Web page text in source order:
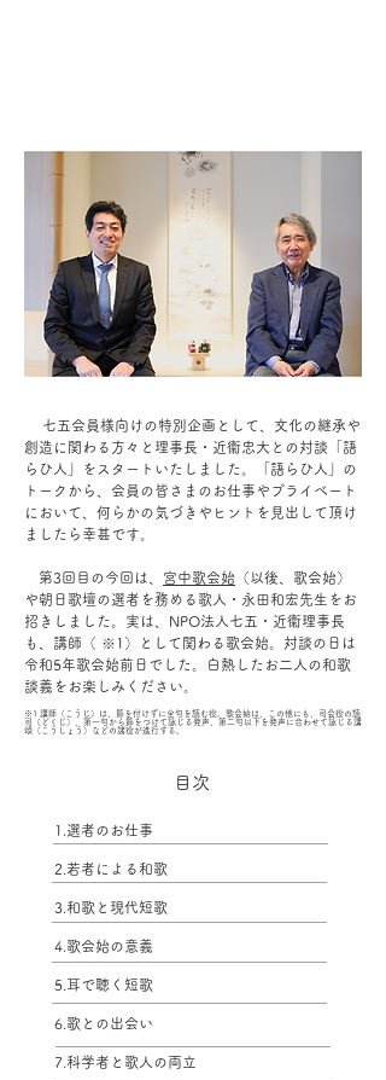
七五会員様向けの特別企画として、文化の継承や
創造に関わる方々と理事長・近衞忠大との対談「語
らひ人」をスタートいたしました。「語らひ人」の
トークから、会員の皆さまのお仕事やプライベート
において、何らかの気づきやヒントを見出して頂け
ましたら幸甚です。
第3回目の今回は、 宮中歌会始 （以後、歌会始）
や朝日歌壇の選者を務める歌人・永田和宏先生をお
招きしました。実は、NPO法人七五・近衞理事長
も、講師（ ※1）として関わる歌会始。対談の日は
令和5年歌会始前日でした。白熱したお二人の和歌
談義をお楽しみください。
※1 講師（こうじ）は、節を付けずに全句を読む役。歌会始は、この他にも、司会役の読
司（どくじ）、第一句から節をつけて詠じる発声、第二句以下を発声に合わせて詠じる講
頌（こうしょう）などの諸役が進行する。
目次
1.選者のお仕事
2.若者による和歌
3.和歌と現代短歌
4.歌会始の意義
5.耳で聴く短歌
6.歌との出会い
7.科学者と歌人の両立